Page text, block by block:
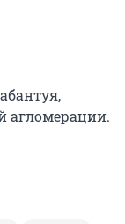
агломерации.